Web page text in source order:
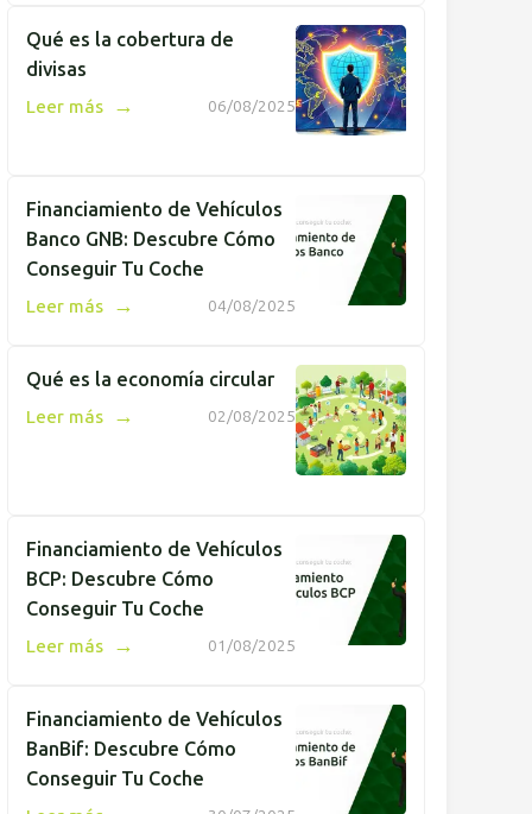
Qué es la cobertura de
divisas
06/08/2025
Leer más →
Financiamiento de Vehículos
Banco GNB: Descubre Cómo
Conseguir Tu Coche
04/08/2025
Leer más →
Qué es la economía circular
02/08/2025
Leer más →
Financiamiento de Vehículos
BCP: Descubre Cómo
Conseguir Tu Coche
01/08/2025
Leer más →
Financiamiento de Vehículos
BanBif: Descubre Cómo
Conseguir Tu Coche